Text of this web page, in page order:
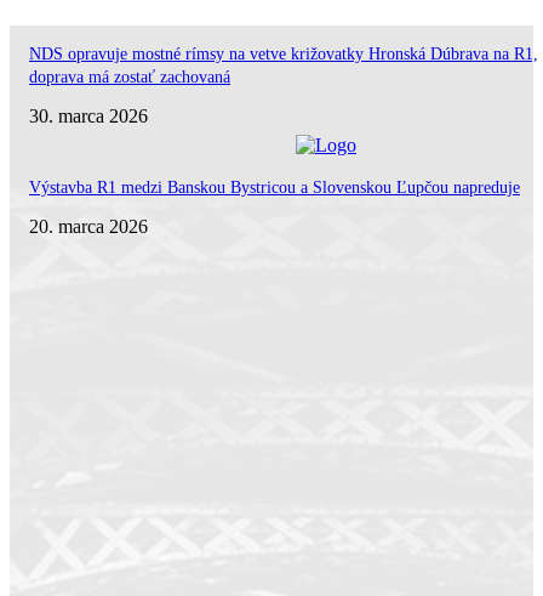
NDS opravuje mostné rímsy na vetve križovatky Hronská Dúbrava na R1,
doprava má zostať zachovaná
30. marca 2026
Výstavba R1 medzi Banskou Bystricou a Slovenskou Ľupčou napreduje
20. marca 2026